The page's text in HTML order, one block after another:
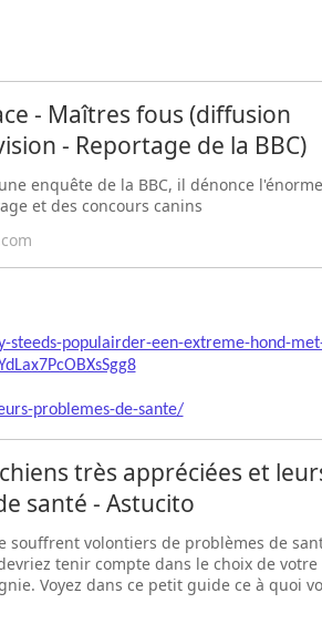
- Maîtres fous (diffusion
- Reportage de la BBC)
enquête de la BBC, il dénonce l'énorme
et des concours canins
populairder-een-extreme-hond-
problemes-de-sante/
très appréciées et
santé - Astucito
souffrent volontiers de problèmes de
tenir compte dans le choix de votre
Voyez dans ce petit guide ce à quoi